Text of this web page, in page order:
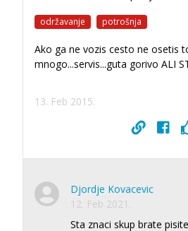
održavanje potrošnja
Ako ga ne vozis cesto ne osetis
mnogo...servis...guta gorivo ALI
13. Feb 2015.
Djordje Kovacevic
12. Feb 2021.
Sta znaci skup brate